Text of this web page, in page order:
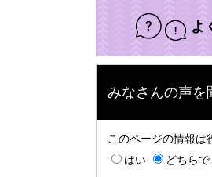
よ
みなさんの声を
このページの情報は
はい
どちら